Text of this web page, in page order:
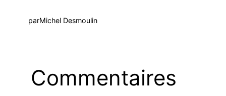
parMichel Desmoulin
Commentaires